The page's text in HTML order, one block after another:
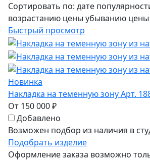
Сортировать по: дате
возрастанию цены убыванию цены
Быстрый просмотр
Новинка
Накладка на теменную зону Арт.
От 150 000 ₽
Добавлено
Возможен подбор из наличия в
Подобрать изделие
Оформление заказа возможно